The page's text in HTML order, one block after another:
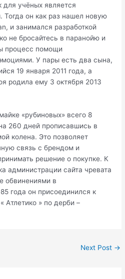
для учёных является
он как раз нашел новую
и занимался разработкой
не бросайтесь в паранойю и
процесс помощи
У пары есть два сына,
19 января 2011 года, а
родила ему 3 октября 2013
«рубиновых» всего 8
260 дней прописавшись в
колена. Это позволяет
связь с брендом и
решение о покупке. К
администрации сайта чревата
обвинениями в
года он присоединился к
Атлетико » по дерби –
Next Post →